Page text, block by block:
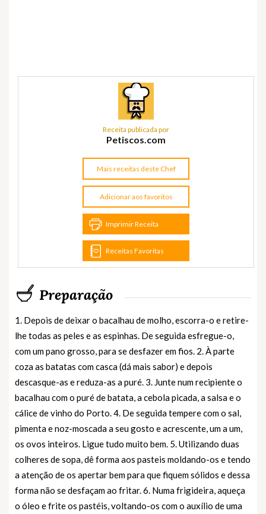
Receita publicada por
Petiscos.com
Mais receitas deste Chef
Adicionar aos favoritos
Imprimir Receita
Receitas Favoritas
Preparação
1. Depois de deixar o bacalhau de molho, escorra-o e retire-
lhe todas as peles e as espinhas. De seguida esfregue-o,
com um pano grosso, para se desfazer em fios. 2. À parte
coza as batatas com casca (dá mais sabor) e depois
descasque-as e reduza-as a puré. 3. Junte num recipiente o
bacalhau com o puré de batata, a cebola picada, a salsa e o
cálice de vinho do Porto. 4. De seguida tempere com o sal,
pimenta e noz-moscada a seu gosto e acrescente, um a um,
os ovos inteiros. Ligue tudo muito bem. 5. Utilizando duas
colheres de sopa, dê forma aos pasteis moldando-os e tendo
a atenção de os apertar bem para que fiquem sólidos e dessa
forma não se desfaçam ao fritar. 6. Numa frigideira, aqueça
o óleo e frite os pastéis, voltando-os com o auxílio de uma